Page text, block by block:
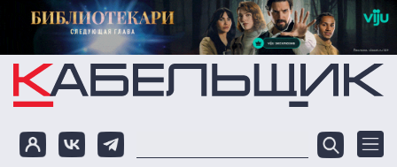
Перейти к основному содержанию